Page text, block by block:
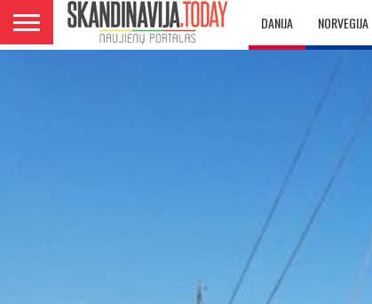
DANIJA NORVEGIJA